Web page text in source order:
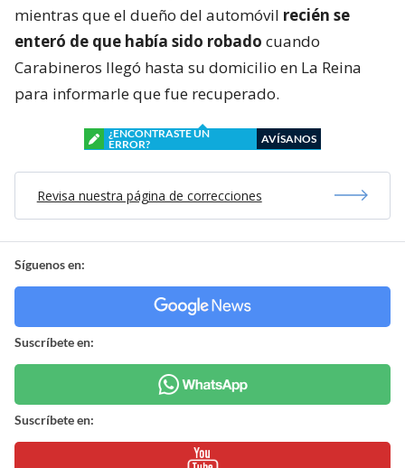
mientras que el dueño del automóvil recién se
enteró de que había sido robado cuando
Carabineros llegó hasta su domicilio en La Reina
para informarle que fue recuperado.
¿ENCONTRASTE UN
ERROR?
AVÍSANOS
Revisa nuestra página de correcciones
Síguenos en:
Suscríbete en:
Suscríbete en: